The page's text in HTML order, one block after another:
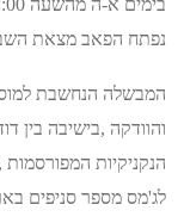
נפתח הפאב מצאת
המבשלה הנחשבת
והוודקה ,בישיבה בין
הנקניקיות
לג'מס מספר סניפים